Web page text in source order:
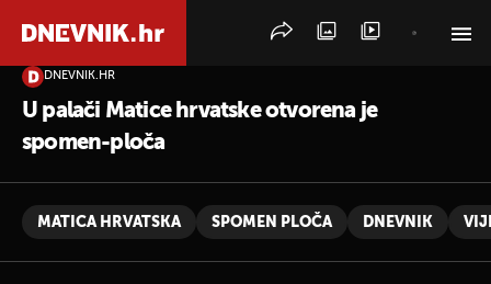
DNEVNIK.HR
U palači Matice hrvatske otvorena je
spomen-ploča
MATICA HRVATSKA SPOMEN PLOČA DNEVNIK
PRETRAŽITE VIJESTI